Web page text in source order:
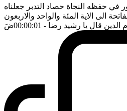
في حفظه النجاة حصاد التدبر جعلناه
الى الاية المئة والواحد والاربعون
الدين قال يا رشيد رضا - 00:00:01 ضَ